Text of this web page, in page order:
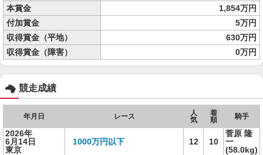
本賞金
1,854万円
付加賞金
5万円
収得賞金（平地）
630万円
収得賞金（障害）
0万円
競走成績
年月日 レース
人
気
着
順
騎手
2026年
6月14日
東京
1000万円以下 12 10
菅原 隆
一
(58.0kg)